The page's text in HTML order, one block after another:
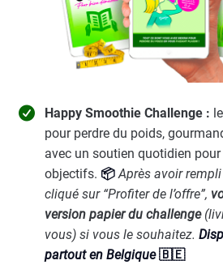
Happy Smoothie Challenge :
pour perdre du poids,
avec un soutien quotidien
objectifs. 📦Après avoir
cliqué sur “Profiter de l’offre”,
version papier du challenge
vous) si vous le souhaitez.
partout en Belgique🇧🇪